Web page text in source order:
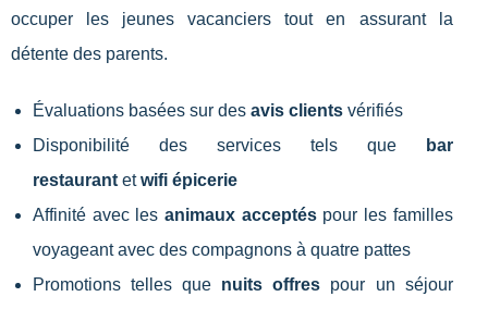
occuper les jeunes vacanciers tout en assurant la
détente des parents.
Évaluations basées sur des avis clients vérifiés
Disponibilité des services tels que
bar
restaurant etwifi épicerie
Affinité avec les animaux acceptéspour les familles
voyageant avec des compagnons à quatre pattes
Promotions telles que nuits offres pour un séjour